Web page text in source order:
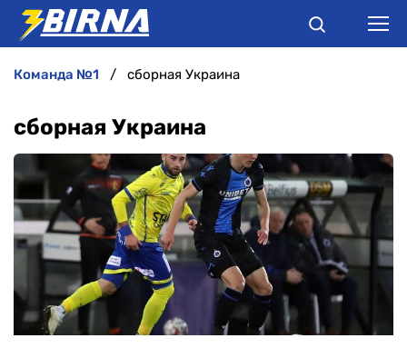
АНАЛІТИКА
ІНТЕРВ'Ю
РІЗНЕ
БУКМЕКЕРИ
команда №1 сборная Украина
сборная Украина